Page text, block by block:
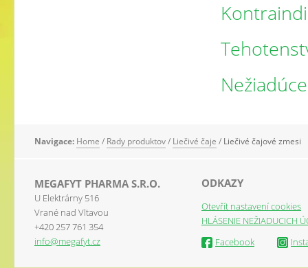
Navigace: Home / Rady produktov/ Liečivé čaje / Liečivé čajové zmesi
MEGAFYT PHARMA S.R.O.
U Elektrárny 516
Vrané nad Vltavou
+420 257 761 354
info@megafyt.cz
ODKAZY
Otevřít nastavení cookies
HLÁSENIE NEŽIADUCICH
Facebook